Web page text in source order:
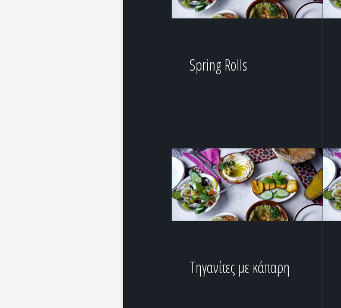
Spring Rolls
Τηγανίτες με κάπαρη